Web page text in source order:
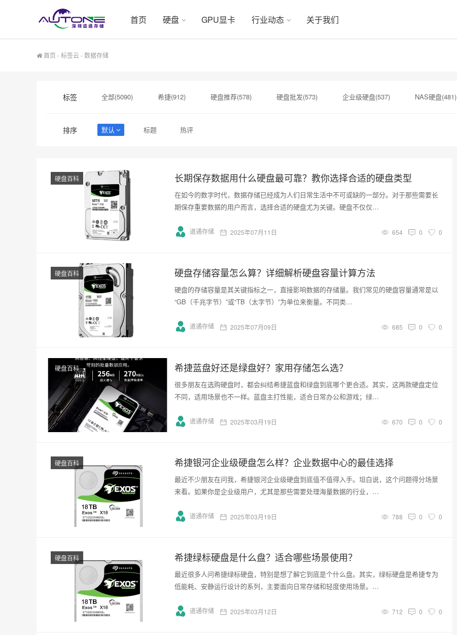
首页 硬盘 GPU显卡 行业动态 关于我们
首页 -标签云- 数据存储
标签 全部(5090) 希捷(912) 硬盘推荐(578) 硬盘批发(573) 企业级硬盘(537) NAS硬盘(481)
排序 默认 标题 热评
硬盘百科 长期保存数据用什么硬盘最可靠？教你选择合适的硬盘类型
在如今的数字时代，数据存储已经成为人们日常生活中不可或缺的一部分。对于那些需要长
期保存重要数据的用户而言，选择合适的硬盘尤为关键。硬盘不仅仅…
道通存储 2025年07月11日 654 0 0
硬盘百科 硬盘存储容量怎么算？详细解析硬盘容量计算方法
硬盘的存储容量是其关键指标之一，直接影响数据的存储量。我们常见的硬盘容量通常是以
“GB（千兆字节）”或“TB（太字节）”为单位来衡量。不同类…
道通存储 2025年07月09日 685 0 0
硬盘百科 希捷蓝盘好还是绿盘好？家用存储怎么选？
很多朋友在选购硬盘时，都会纠结希捷蓝盘和绿盘到底哪个更合适。其实，这两款硬盘定位
不同，适用场景也不一样。蓝盘主打性能，适合日常办公和游戏；绿…
道通存储 2025年03月19日 670 0 0
硬盘百科 希捷银河企业级硬盘怎么样？企业数据中心的最佳选择
最近不少朋友在问我，希捷银河企业级硬盘到底值不值得入手。坦白说，这个问题得分场景
来看。如果你是企业级用户，尤其是那些需要处理海量数据的行业，…
道通存储 2025年03月19日 788 0 0
硬盘百科 希捷绿标硬盘是什么盘？适合哪些场景使用？
最近很多人问希捷绿标硬盘，特别是想了解它到底是个什么盘。其实，绿标硬盘是希捷专为
低能耗、安静运行设计的系列，主要面向日常存储和轻度使用场景。…
道通存储 2025年03月12日 712 0 0